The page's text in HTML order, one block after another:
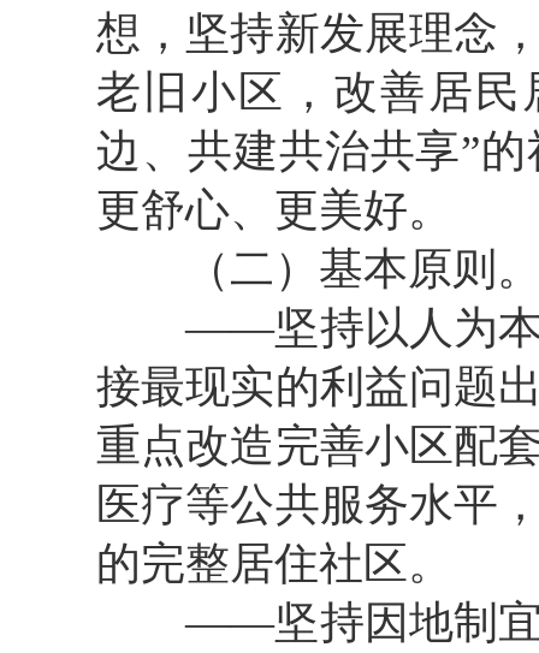
想，坚持新发展理念
老旧小区，改善居
边、共建共治共享”
更舒心、更美好。
（二）基本原则
——坚持以人为
接最现实的利益问题
重点改造完善小区配
医疗等公共服务水平
的完整居住社区。
——坚持因地制